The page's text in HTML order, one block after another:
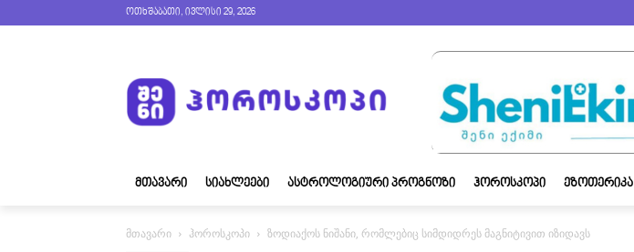
ოთხშაბათი, ივლისი 29, 2026
ᲛᲗᲐᲕᲐᲠᲘ ᲡᲘᲐᲮᲚᲔᲔᲑᲘ ᲐᲡᲢᲠᲝᲚᲝᲒᲘᲣᲠᲘ ᲞᲠᲝᲒᲜᲝᲖᲘ ᲰᲝᲠᲝᲡᲙᲝᲞᲘ ᲔᲖᲝᲗᲔᲠᲘᲙᲐ
მთავარი ჰოროსკოპი ზოდიაქოს ნიშანი, რომლებიც სიმდიდრეს მაგნიტივით იზიდავს